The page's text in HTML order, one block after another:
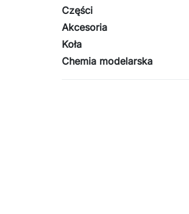
Części
Akcesoria
Koła
Chemia modelarska